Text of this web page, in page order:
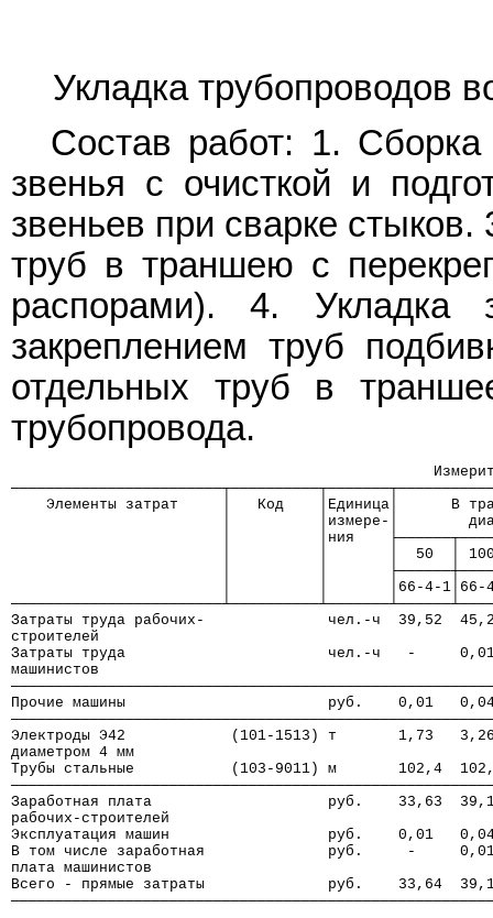
Укладка трубопроводов
Состав работ: 1.
звенья с очисткой и
звеньев при сварке
труб в траншею с
распорами). 4. Укладка
закреплением труб
отдельных труб в
трубопровода.
Элементы затрат     │   Код    │Единица│      В
│          │измере-│
│          │ния
│          │       │  50  │
│          │
│          │       │66-4-
Затраты труда рабочих-              чел.-ч  39,52
строителей
Затраты труда                       чел.-ч   -
машинистов
Прочие машины                       руб.    0,01
Электроды Э42            (101-1513) т       1,73
диаметром 4 мм
Трубы стальные           (103-9011) м       102,4
Заработная плата                    руб.    33,63
рабочих-строителей
Эксплуатация машин                  руб.    0,01
В том числе заработная              руб.     -
плата машинистов
Всего - прямые затраты              руб.    33,64